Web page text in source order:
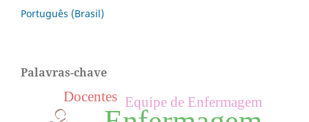
Português (Brasil)
Palavras-chave
Equipe de Enfermagem
Docentes